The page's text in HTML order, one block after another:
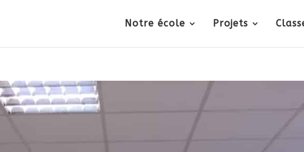
Notre école Projets